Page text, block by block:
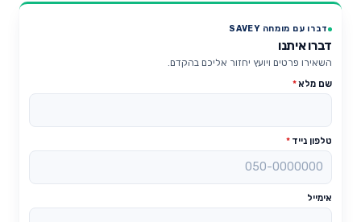
דברו עם מומחה SAVEY
דברו איתנו
השאירו פרטים ויועץ יחזור אליכם בהקדם.
שם מלא*
טלפון נייד *
אימייל